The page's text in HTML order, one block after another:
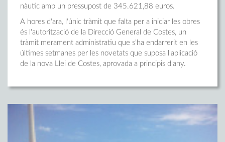
nàutic amb un pressupost de 345.621,88 euros.
A hores d'ara, l'únic tràmit que falta per a iniciar les obres
és l'autorització de la Direcció General de Costes, un
tràmit merament administratiu que s'ha endarrerit en les
últimes setmanes per les novetats que suposa l'aplicació
de la nova Llei de Costes, aprovada a principis d'any.